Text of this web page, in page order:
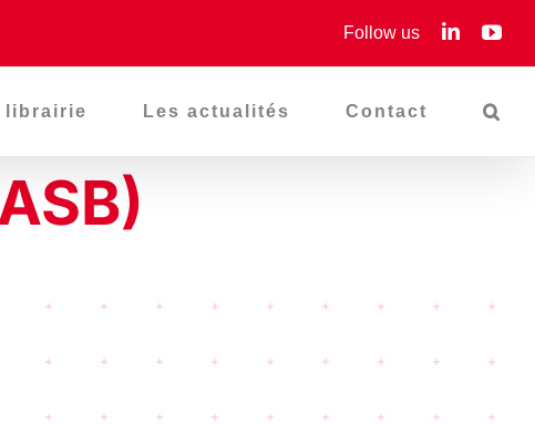
Follow us
LinkedIn
librairie Les actualités Contact